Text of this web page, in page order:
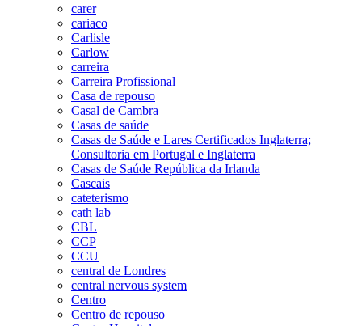
carer
cariaco
Carlisle
Carlow
carreira
Carreira Profissional
Casa de repouso
Casal de Cambra
Casas de saúde
Casas de Saúde e Lares Certificados Inglaterra;
Consultoria em Portugal e Inglaterra
Casas de Saúde República da Irlanda
Cascais
cateterismo
cath lab
CBL
CCP
CCU
central de Londres
central nervous system
Centro
Centro de repouso